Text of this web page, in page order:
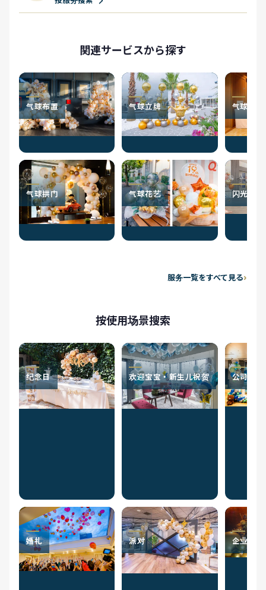
関連サービスから探す
气球布置
气球拱门
气球立牌
气球花艺
气球电报
闪光气球
服务一覧をすべて見る
按使用场景搜索
纪念日
婚礼
欢迎宝宝・新生儿祝贺
派对
公司活
企业祝贺